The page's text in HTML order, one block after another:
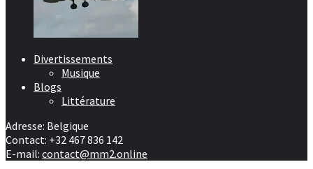
Divertissements
Musique
Blogs
Littérature
Adresse: Belgique
Contact: +32 467 836 142
E-mail: contact@mm2.online